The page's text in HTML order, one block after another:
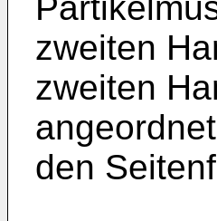
zweiten
zweiten
den